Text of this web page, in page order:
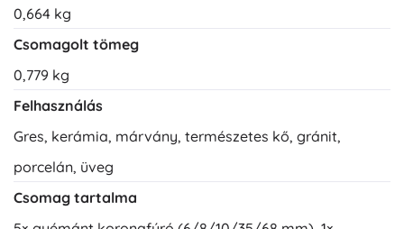
0,664 kg
Csomagolt tömeg
0,779 kg
Felhasználás
Gres, kerámia, márvány, természetes kő, gránit,
porcelán, üveg
Csomag tartalma